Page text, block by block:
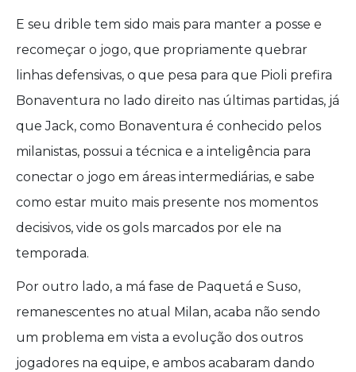
E seu drible tem sido mais para manter a posse e
recomeçar o jogo, que propriamente quebrar
linhas defensivas, o que pesa para que Pioli prefira
Bonaventura no lado direito nas últimas partidas, já
que Jack, como Bonaventura é conhecido pelos
milanistas, possui a técnica e a inteligência para
conectar o jogo em áreas intermediárias, e sabe
como estar muito mais presente nos momentos
decisivos, vide os gols marcados por ele na
temporada.
Por outro lado, a má fase de Paquetá e Suso,
remanescentes no atual Milan, acaba não sendo
um problema em vista a evolução dos outros
jogadores na equipe, e ambos acabaram dando